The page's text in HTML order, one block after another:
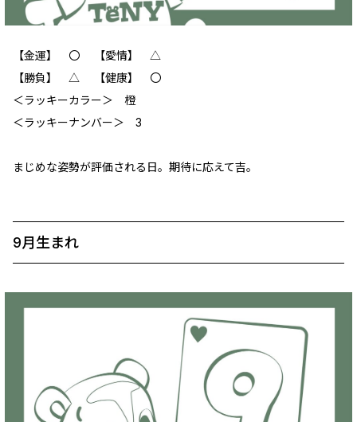
【金運】 ‪〇 【愛情】 ‪△
【勝負】 △ 【健康】 ‪〇
＜ラッキーカラー＞ 橙
＜ラッキーナンバー＞ 3
まじめな姿勢が評価される日。期待に応えて吉。
9月生まれ